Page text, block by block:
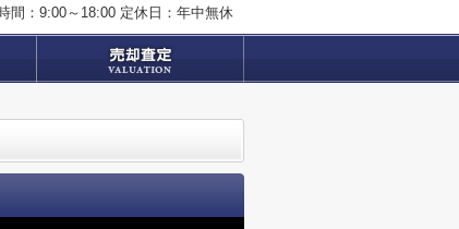
間：9:00～18:00 定休日：年中無休